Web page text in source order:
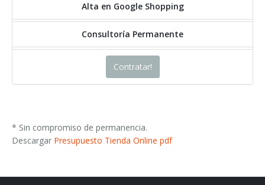
Alta en Google Shopping
Consultoría Permanente
Contratar!
* Sin compromiso de permanencia.
Descargar Presupuesto Tienda Online pdf